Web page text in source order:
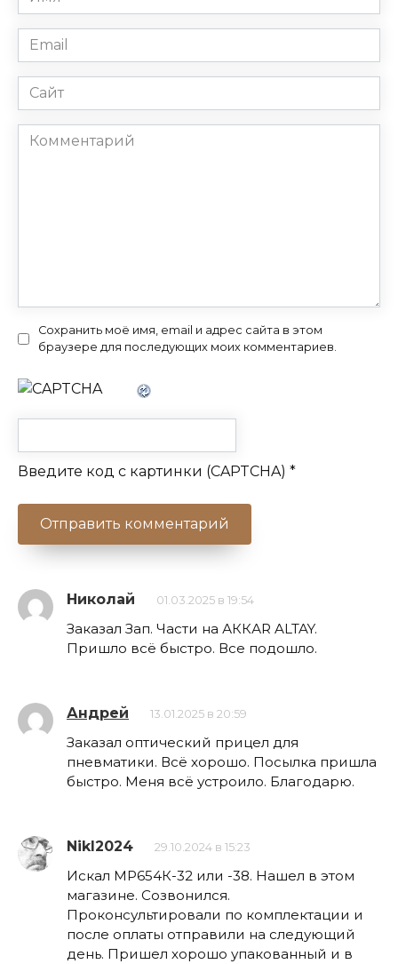
*
Email
*
Сайт
Комментарий
Сохранить моё имя, email и адрес сайта в этом
браузере для последующих моих комментариев.
Введите код с картинки (CAPTCHA) *
Николай 01.03.2025 в 19:54
Заказал Зап. Части на АККАR ALTAY.
Пришло всё быстро. Все подошло.
Андрей 13.01.2025 в 20:59
Заказал оптический прицел для
пневматики. Всё хорошо. Посылка пришла
быстро. Меня всё устроило. Благодарю.
NikI2024 29.10.2024 в 15:23
Искал МР654К-32 или -38. Нашел в этом
магазине. Созвонился.
Проконсультировали по комплектации и
после оплаты отправили на следующий
день. Пришел хорошо упакованный и в